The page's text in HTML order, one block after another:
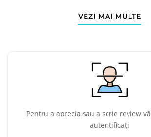
VEZI MAI MULTE
Pentru a aprecia sau a scrie review
autentificați